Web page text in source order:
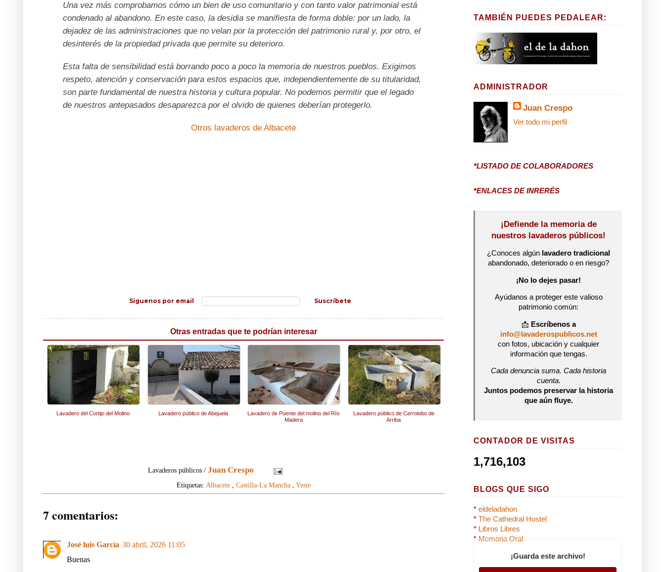
Una vez más comprobamos cómo un bien de uso comunitario y con tanto valor patrimonial está
condenado al abandono. En este caso, la desidia se manifiesta de forma doble: por un lado, la
dejadez de las administraciones que no velan por la protección del patrimonio rural y, por otro, el
desinterés de la propiedad privada que permite su deterioro.
Esta falta de sensibilidad está borrando poco a poco la memoria de nuestros pueblos. Exigimos
respeto, atención y conservación para estos espacios que, independientemente de su titularidad,
son parte fundamental de nuestra historia y cultura popular. No podemos permitir que el legado
de nuestros antepasados desaparezca por el olvido de quienes deberían protegerlo.
Otros lavaderos de Albacete
Síguenos por email Suscríbete
Otras entradas que te podrían interesar
Lavadero del Cortijo del Molino Lavadero público de Abejuela
Lavadero de Puente del molino del Río
Madera
Lavadero público de Cerrolobo de
Arriba
Lavaderos públicos /Juan Crespo
Etiquetas: Albacete, Castilla-La Mancha, Yeste
7 comentarios:
José luis García 30 abril, 2026 11:05
Buenas
TAMBIÉN PUEDES PEDALEAR:
ADMINISTRADOR
Juan Crespo
Ver todo mi perfil
*LISTADO DE COLABORADORES
*ENLACES DE INRERÉS
¡Defiende la memoria de
nuestros lavaderos públicos!
¿Conoces algún lavadero tradicional
abandonado, deteriorado o en riesgo?
¡No lo dejes pasar!
Ayúdanos a proteger este valioso
patrimonio común:
📩 Escríbenos a
info@lavaderospublicos.net
con fotos, ubicación y cualquier
información que tengas.
Cada denuncia suma. Cada historia
cuenta.
Juntos podemos preservar la historia
que aún fluye.
CONTADOR DE VISITAS
1,716,103
BLOGS QUE SIGO
* eldeladahon
* The Cathedral Hostel
* Libros Libres
* Memoria Oral
¡Guarda este archivo!